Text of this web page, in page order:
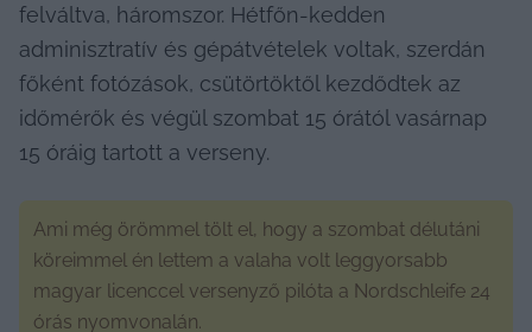
felváltva, háromszor. Hétfőn-kedden
adminisztratív és gépátvételek voltak, szerdán
főként fotózások, csütörtöktől kezdődtek az
időmérők és végül szombat 15 órától vasárnap
15 óráig tartott a verseny.
Ami még örömmel tölt el, hogy a szombat délutáni
köreimmel én lettem a valaha volt leggyorsabb
magyar licenccel versenyző pilóta a Nordschleife 24
órás nyomvonalán.